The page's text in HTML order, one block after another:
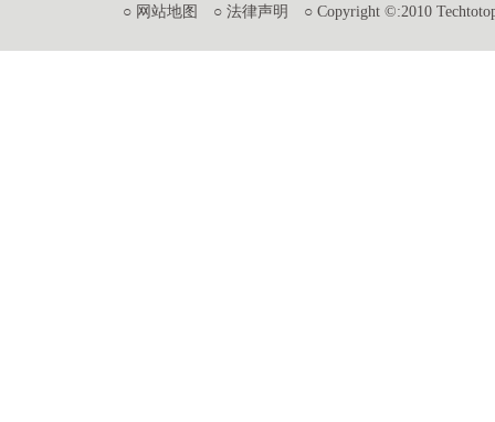
○ 网站地图 ○ 法律声明 ○ Copyright ©:2010